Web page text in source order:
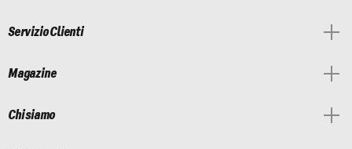
Servizio Clienti
Magazine
Chi siamo